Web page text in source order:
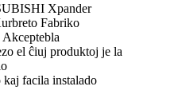
Xpander
Fabriko
el ĉiuj produktoj je la
kaj facila instalado